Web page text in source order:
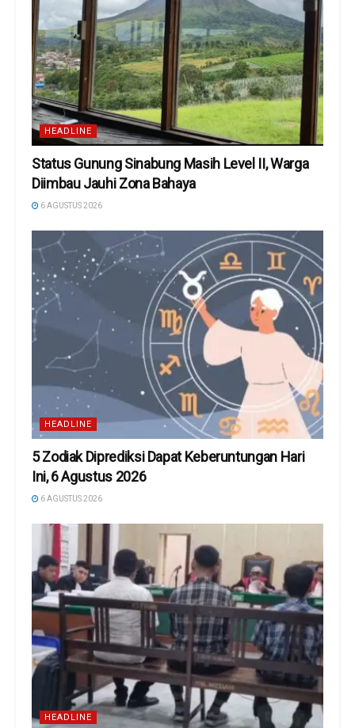
HEADLINE
Status Gunung Sinabung Masih Level II, Warga
Diimbau Jauhi Zona Bahaya
6 AGUSTUS 2026
HEADLINE
5 Zodiak Diprediksi Dapat Keberuntungan Hari
Ini, 6 Agustus 2026
6 AGUSTUS 2026
HEADLINE